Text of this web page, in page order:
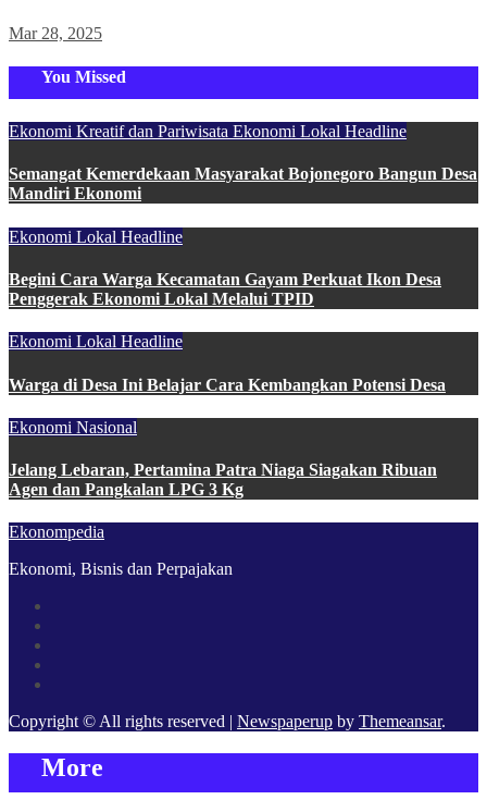
Mar 28, 2025
You Missed
Ekonomi Kreatif dan Pariwisata Ekonomi Lokal Headline
Semangat Kemerdekaan Masyarakat Bojonegoro Bangun Desa
Mandiri Ekonomi
Ekonomi Lokal Headline
Begini Cara Warga Kecamatan Gayam Perkuat Ikon Desa
Penggerak Ekonomi Lokal Melalui TPID
Ekonomi Lokal Headline
Warga di Desa Ini Belajar Cara Kembangkan Potensi Desa
Ekonomi Nasional
Jelang Lebaran, Pertamina Patra Niaga Siagakan Ribuan
Agen dan Pangkalan LPG 3 Kg
Ekonompedia
Ekonomi, Bisnis dan Perpajakan
Copyright © All rights reserved | Newspaperup by Themeansar.
More